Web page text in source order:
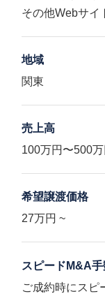
その他Webサイ
地域
関東
売上高
100万円〜500万
希望譲渡価格
27万円 ~
スピードM&A
ご成約時にスピ